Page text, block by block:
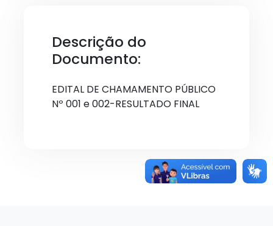
Descrição do
Documento:
EDITAL DE CHAMAMENTO PÚBLICO
Nº 001 e 002-RESULTADO FINAL